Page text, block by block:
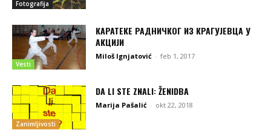
Fotografija
Vesti
КАРАТЕКЕ РАДНИЧКОГ ИЗ КРАГУЈЕВЦА У
АКЦИЈИ
Miloš Ignjatović - feb 1, 2017
Zanimljivosti
DA LI STE ZNALI: ŽENIDBA
Marija Pašalić - okt 22, 2018